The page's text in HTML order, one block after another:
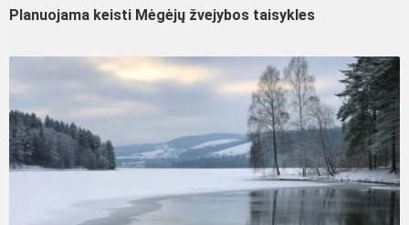
Planuojama keisti Mėgėjų žvejybos taisykles